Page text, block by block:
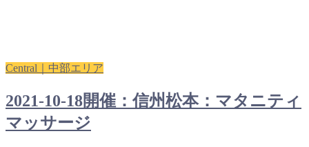
Central｜中部エリア
2021-10-18開催：信州松本：マタニティ
マッサージ